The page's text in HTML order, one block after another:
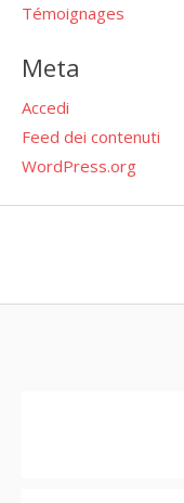
Témoignages
Meta
Accedi
Feed dei contenuti
WordPress.org